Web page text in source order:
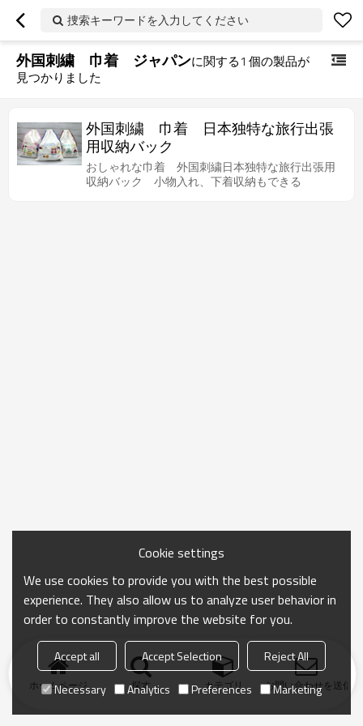
捜索キーワードを入力してください
外国刺繍 巾着 ジャパンに関する1 個の製品が
見つかりました
外国刺繍 巾着 日本独特な旅行出張
用収納バック
おしゃれな巾着 外国刺繍日本独特な旅行出張用
収納バック 小物入れ、下着収納もできる
ホームページ 探す カテゴリ お問い合わせを送信
Cookie settings
We use cookies to provide you with the best possible
experience. They also allow us to analyze user behavior in
order to constantly improve the website for you.
Accept all Accept Selection
Reject All
Necessary
Analytics Preferences Marketing